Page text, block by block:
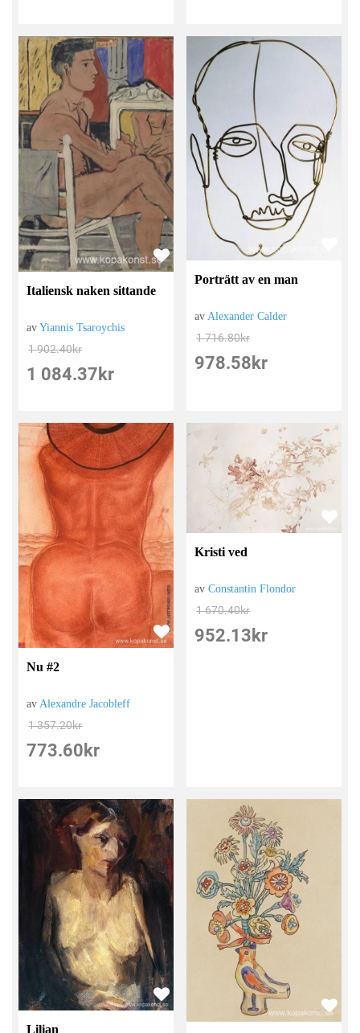
Italiensk naken sittande
avYiannis Tsaroychis
1 902.40kr
1 084.37 kr
Porträtt av en man
avAlexander Calder
1 716.80kr
978.58 kr
Nu #2
avAlexandre Jacobleff
1 357.20kr
773.60 kr
Kristi ved
avConstantin Flondor
1 670.40kr
952.13 kr
Lilian